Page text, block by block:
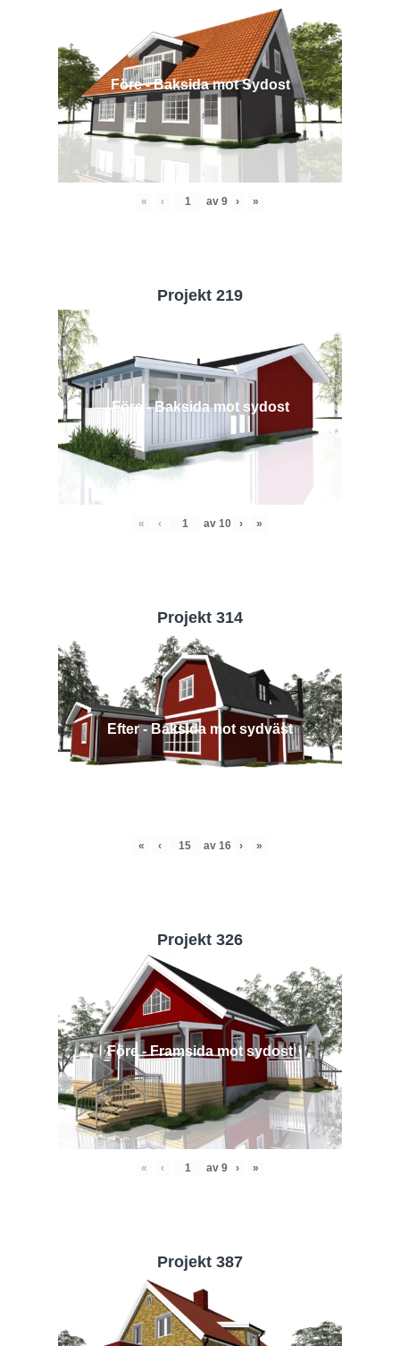
Före - Baksida mot Sydost
« ‹ av 9 › »
Projekt 219
Före - Baksida mot sydost
« ‹ av 10 › »
Projekt 314
Efter - Baksida mot sydväst
« ‹ av 16 › »
Projekt 326
Före - Framsida mot sydost
« ‹ av 9 › »
Projekt 387